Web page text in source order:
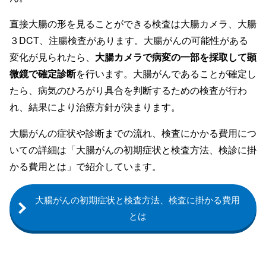
直接大腸の形を見ることができる検査は大腸カメラ、大腸
３DCT、注腸検査があります。大腸がんの可能性がある
変化が見られたら、 大腸カメラで病変の一部を採取して顕
微鏡で確定診断を行います。大腸がんであることが確定し
たら、病気のひろがり具合を判断するための検査が行わ
れ、結果により治療方針が決まります。
大腸がんの症状や診断までの流れ、検査にかかる費用につ
いての詳細は「大腸がんの初期症状と検査方法、検診に掛
かる費用とは」で紹介しています。
大腸がんの初期症状と検査方法、検査に掛かる費用
とは